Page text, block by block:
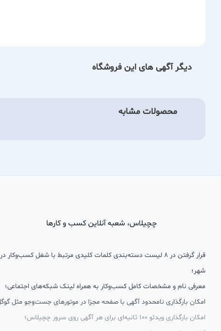
دیگر آگهی های این فروشگاه
محصولات مشابه
چچیلاس، شعبه آنلاین کسب و کارها
قرار گرفتن در 8 لیست دسته‌بندی کلمات کلیدی مرتبط با شغل
شهر؛
معرفی نام و مشخصات کامل کسب‌وکار به همراه لینک شبکه‌های اجتماعی؛
امکان بارگذاری نامحدود آگهی با صفحه مجزا در موتورهای جست‌وجو مثل
امکان بارگذاری ویدئو 100 ثانیه‌ای برای هر آگهی روی سرور چچیلاس؛